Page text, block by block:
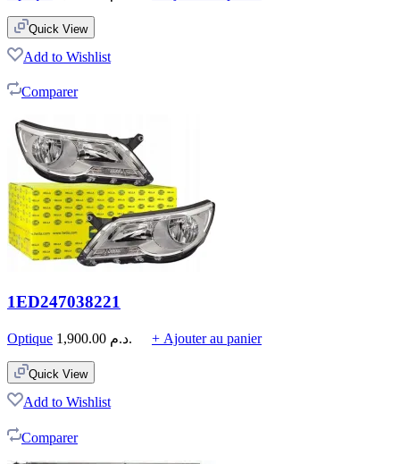
Quick View
Add to Wishlist
Comparer
1ED247038221
Optique 1,900.00 د.م. + Ajouter au panier
Quick View
Add to Wishlist
Comparer